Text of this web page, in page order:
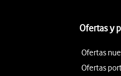
Ofertas y
Ofertas
Ofertas